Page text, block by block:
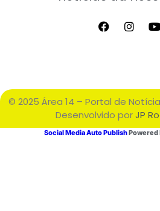
© 2025 Área 14 – Portal de
Desenvolvido porJP
Social Media Auto PublishPowered